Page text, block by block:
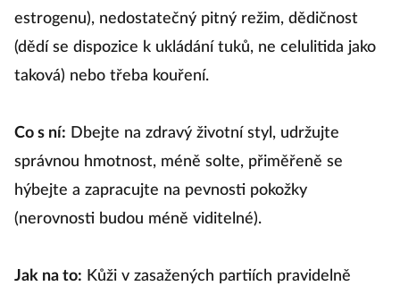
estrogenu), nedostatečný pitný režim, dědičnost
(dědí se dispozice k ukládání tuků, ne celulitida jako
taková) nebo třeba kouření.
Co s ní: Dbejte na zdravý životní styl, udržujte
správnou hmotnost, méně solte, přiměřeně se
hýbejte a zapracujte na pevnosti pokožky
(nerovnosti budou méně viditelné).
Jak na to: Kůži v zasažených partiích pravidelně